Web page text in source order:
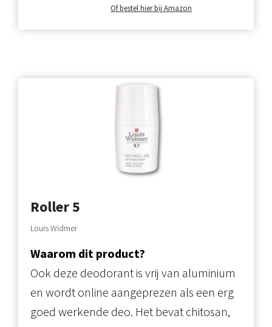
Of bestel hier bij Amazon
Roller 5
Louis Widmer
Waarom dit product?
Ook deze deodorant is vrij van aluminium
en wordt online aangeprezen als een erg
goed werkende deo. Het bevat chitosan,